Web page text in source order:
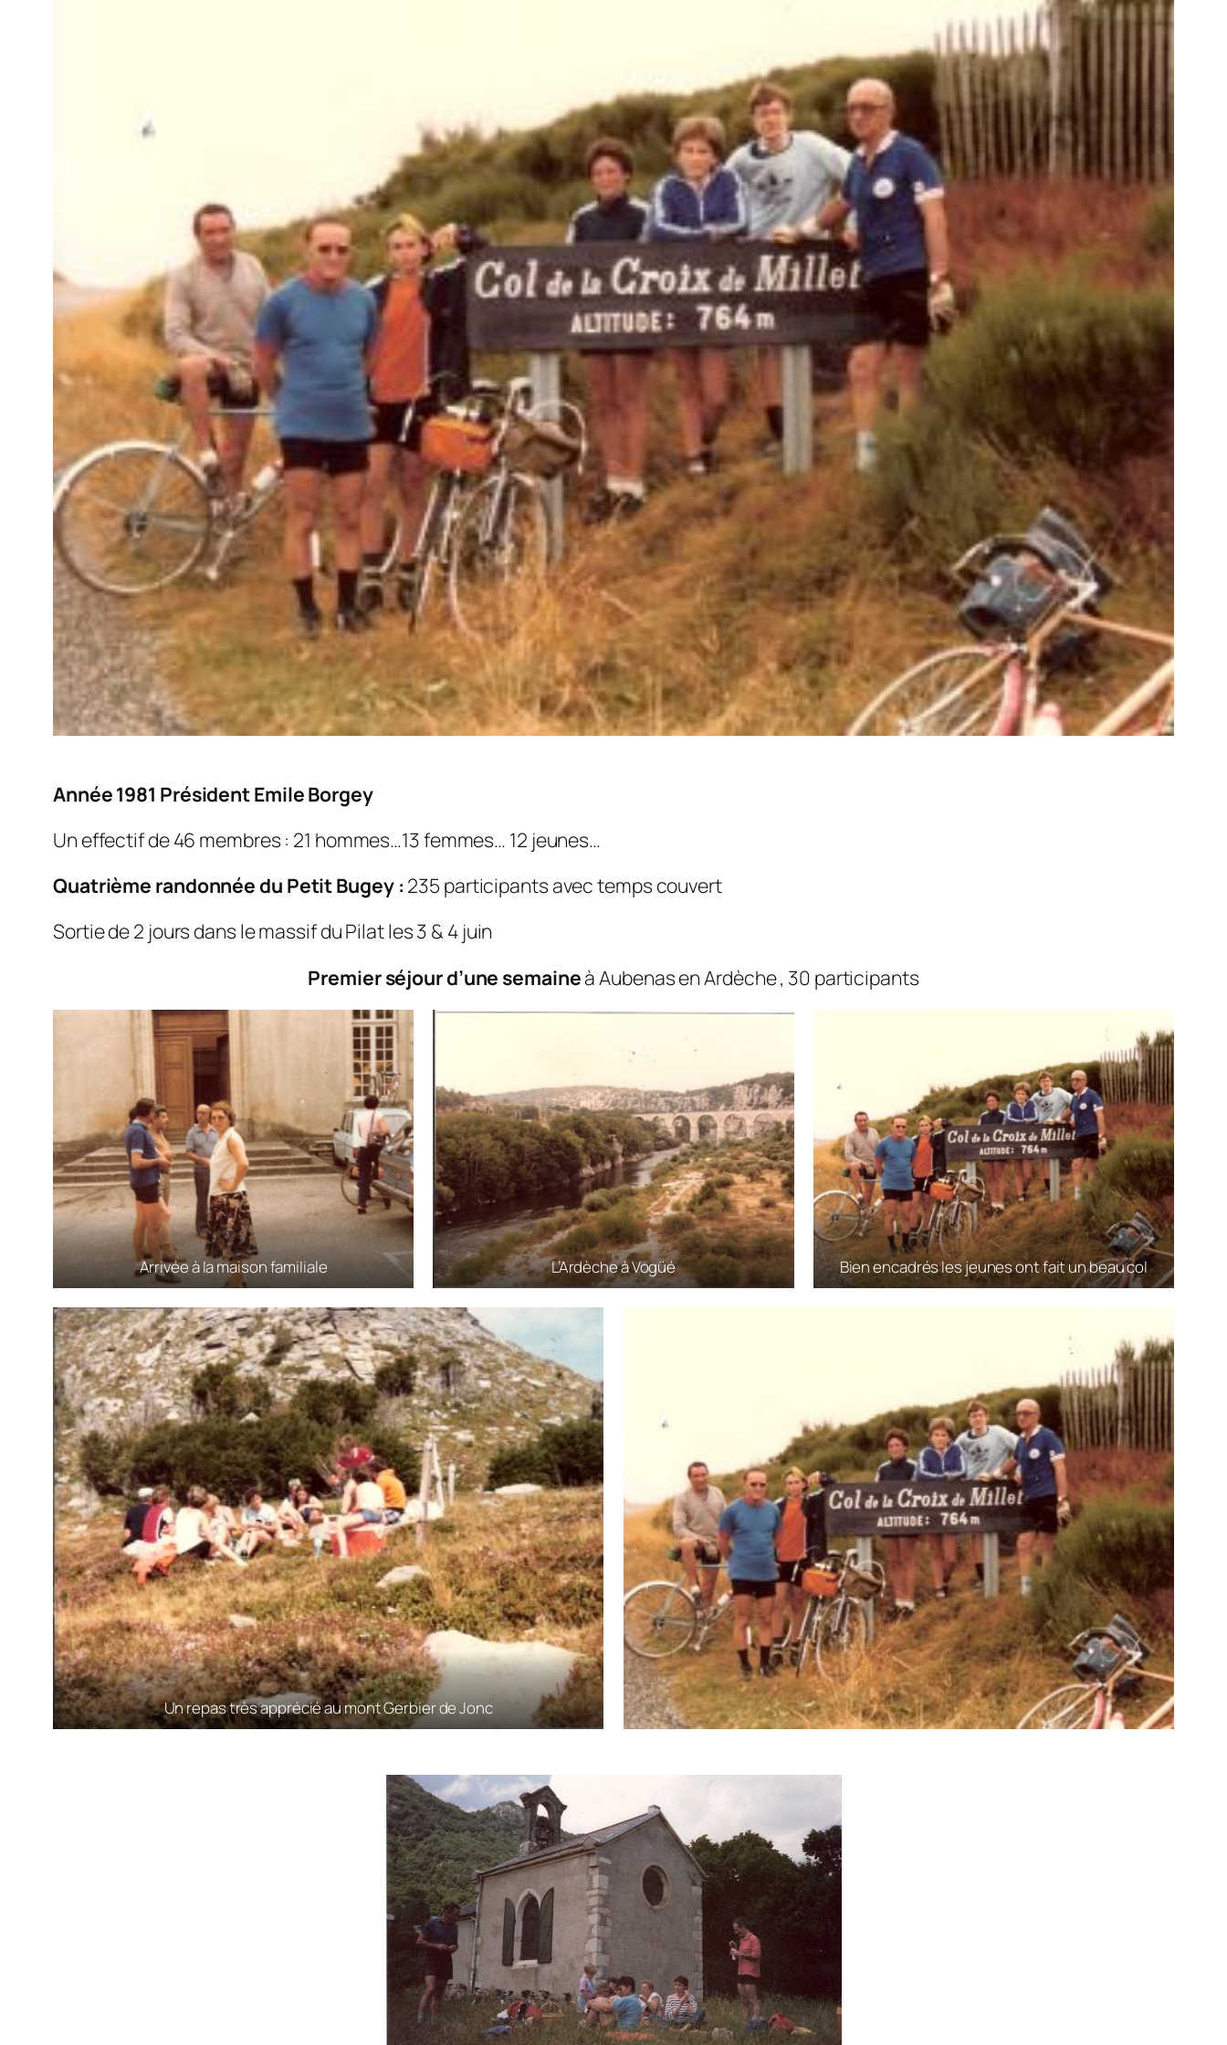
Année 1981 Président Emile Borgey
Un effectif de 46 membres : 21 hommes…13 femmes… 12 jeunes…
Quatrième randonnée du Petit Bugey : 235 participants avec temps couvert
Sortie de 2 jours dans le massif du Pilat les 3 & 4 juin
Premier séjour d’une semaineà Aubenas en Ardèche , 30 participants
Arrivée à la maison familiale L’Ardèche à Vogüé Bien encadrés les jeunes ont fait un beau col
Un repas très apprécié au mont Gerbier de Jonc